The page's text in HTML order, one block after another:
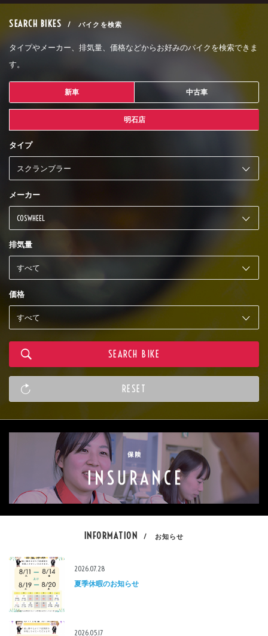
SEARCH BIKES / バイクを検索
タイプやメーカー、排気量、価格などからお好みのバイクを検索できま
す。
新車 中古車
明石店
タイプ
メーカー
排気量
価格
INFORMATION / お知らせ
2026.07.28
夏季休暇のお知らせ
2026.05.17